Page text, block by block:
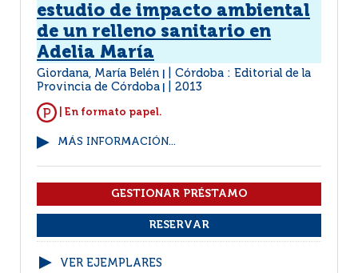
estudio de impacto ambiental
de un relleno sanitario en
Adelia María
Giordana, María Belén
Córdoba : Editorial de la
Provincia de Córdoba
2013
| En formato papel.
MÁS INFORMACIÓN...
VER EJEMPLARES